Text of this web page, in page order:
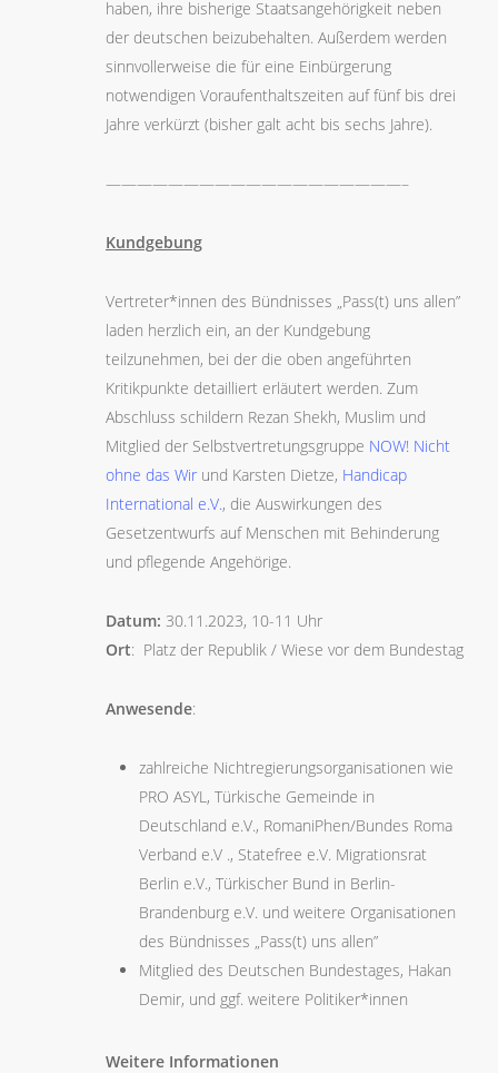
haben, ihre bisherige Staatsangehörigkeit neben
der deutschen beizubehalten. Außerdem werden
sinnvollerweise die für eine Einbürgerung
notwendigen Voraufenthaltszeiten auf fünf bis drei
Jahre verkürzt (bisher galt acht bis sechs Jahre).
———————————————————–
Kundgebung
Vertreter*innen des Bündnisses „Pass(t) uns allen”
laden herzlich ein, an der Kundgebung
teilzunehmen, bei der die oben angeführten
Kritikpunkte detailliert erläutert werden. Zum
Abschluss schildern Rezan Shekh, Muslim und
Mitglied der Selbstvertretungsgruppe NOW! Nicht
ohne das Wir und Karsten Dietze, Handicap
International e.V., die Auswirkungen des
Gesetzentwurfs auf Menschen mit Behinderung
und pflegende Angehörige.
Datum: 30.11.2023, 10-11 Uhr
Ort: Platz der Republik / Wiese vor dem Bundestag
Anwesende:
zahlreiche Nichtregierungsorganisationen wie
PRO ASYL, Türkische Gemeinde in
Deutschland e.V., RomaniPhen/Bundes Roma
Verband e.V ., Statefree e.V. Migrationsrat
Berlin e.V., Türkischer Bund in Berlin-
Brandenburg e.V. und weitere Organisationen
des Bündnisses „Pass(t) uns allen”
Mitglied des Deutschen Bundestages, Hakan
Demir, und ggf. weitere Politiker*innen
Weitere Informationen